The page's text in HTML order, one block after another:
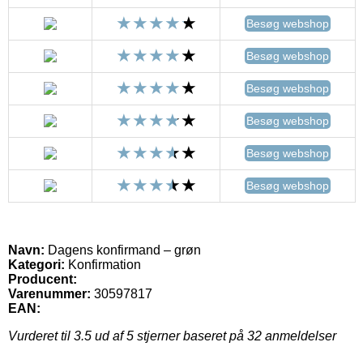
Besøg webshop
Besøg webshop
Besøg webshop
Besøg webshop
Besøg webshop
Besøg webshop
Navn: Dagens konfirmand – grøn
Kategori: Konfirmation
Producent:
Varenummer: 30597817
EAN:
Vurderet til 3.5 ud af 5 stjerner baseret på 32 anmeldelser